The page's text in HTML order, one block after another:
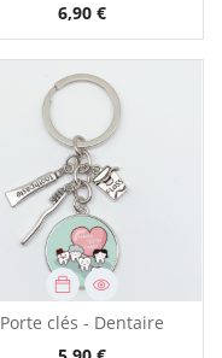
6,90 €
Porte clés - Dentaire